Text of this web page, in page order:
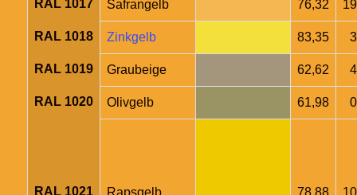
RAL 1017 Safrangelb 76,32
RAL 1018 Zinkgelb 83,35
RAL 1019 Graubeige 62,62
RAL 1020 Olivgelb 61,98
RAL 1021 Rapsgelb 78,88